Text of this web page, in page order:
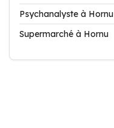
Psychanalyste à Hornu
Supermarché à Hornu